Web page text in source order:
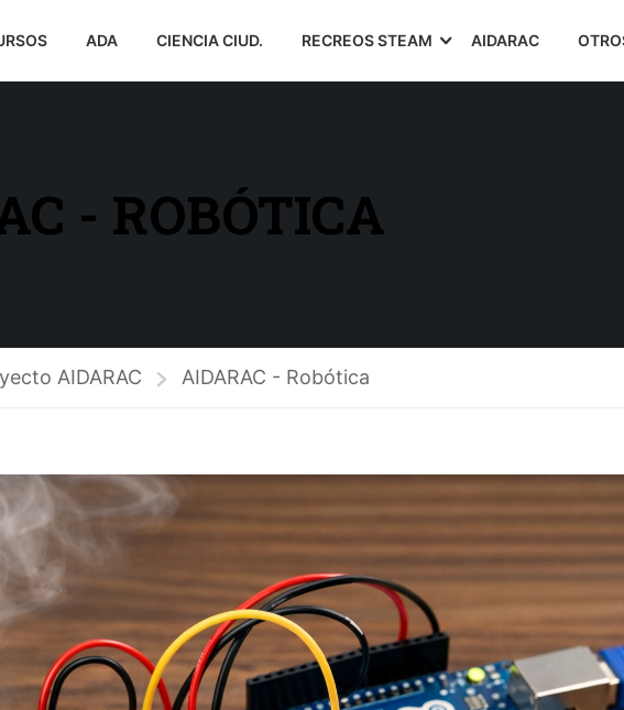
ADA CIENCIA CIUD. RECREOS STEAM AIDARAC
- ROBÓTICA
AIDARAC AIDARAC - Robótica